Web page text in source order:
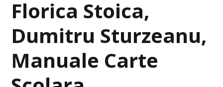
Florica Stoica,
Dumitru Sturzeanu,
Manuale Carte